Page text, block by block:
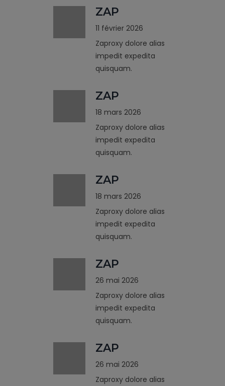
ZAP
11 février 2026
Zaproxy dolore alias
impedit expedita
quisquam.
ZAP
18 mars 2026
Zaproxy dolore alias
impedit expedita
quisquam.
ZAP
18 mars 2026
Zaproxy dolore alias
impedit expedita
quisquam.
ZAP
26 mai 2026
Zaproxy dolore alias
impedit expedita
quisquam.
ZAP
26 mai 2026
Zaproxy dolore alias